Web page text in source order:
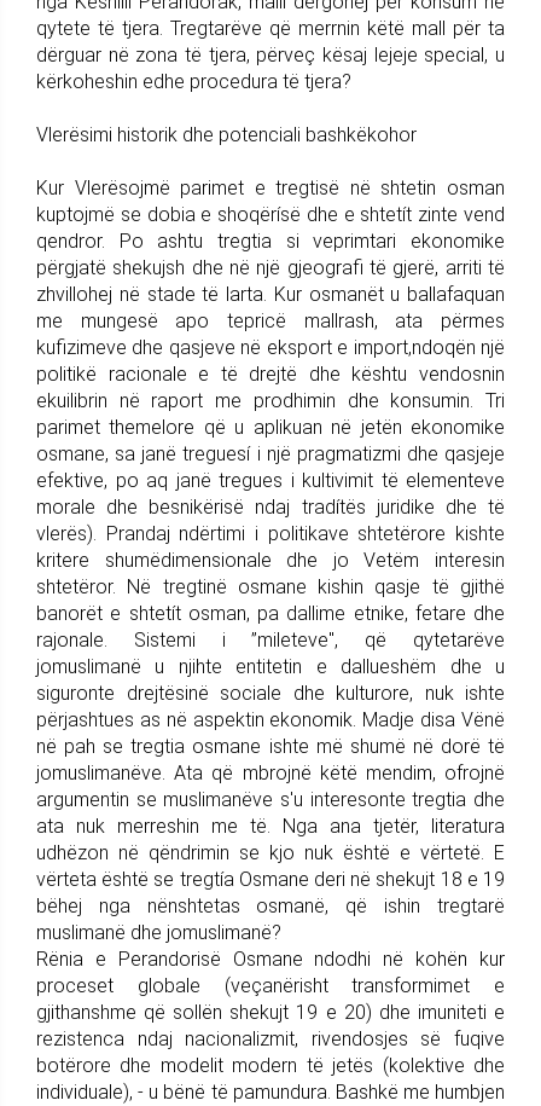
qytete të tjera. Tregtarëve që merrnin këtë mall për ta
dërguar në zona të tjera, përveç kësaj lejeje special, u
kërkoheshin edhe procedura të tjera?
Vlerësimi historik dhe potenciali bashkëkohor
Kur Vlerësojmë parimet e tregtisë në shtetin osman
kuptojmë se dobia e shoqërísë dhe e shtetít zinte vend
qendror. Po ashtu tregtia si veprimtari ekonomike
përgjatë shekujsh dhe në një gjeografi të gjerë, arriti të
zhvillohej në stade të larta. Kur osmanët u ballafaquan
me mungesë apo tepricë mallrash, ata përmes
kufizimeve dhe qasjeve në eksport e import,ndoqën një
politikë racionale e të drejtë dhe kështu vendosnin
ekuilibrin në raport me prodhimin dhe konsumin. Tri
parimet themelore që u aplikuan në jetën ekonomike
osmane, sa janë treguesí i një pragmatizmi dhe qasjeje
efektive, po aq janë tregues i kultivimit të elementeve
morale dhe besnikërisë ndaj tradítës juridike dhe të
vlerës). Prandaj ndërtimi i politikave shtetërore kishte
kritere shumëdimensionale dhe jo Vetëm interesin
shtetëror. Në tregtinë osmane kishin qasje të gjithë
banorët e shtetít osman, pa dallime etnike, fetare dhe
rajonale. Sistemi i ”mileteve", që qytetarëve
jomuslimanë u njihte entitetin e dallueshëm dhe u
siguronte drejtësinë sociale dhe kulturore, nuk ishte
përjashtues as në aspektin ekonomik. Madje disa Vënë
në pah se tregtia osmane ishte më shumë në dorë të
jomuslimanëve. Ata që mbrojnë këtë mendim, ofrojnë
argumentin se muslimanëve s'u interesonte tregtia dhe
ata nuk merreshin me të. Nga ana tjetër, literatura
udhëzon në qëndrimin se kjo nuk është e vërtetë. E
vërteta është se tregtía Osmane deri në shekujt 18 e 19
bëhej nga nënshtetas osmanë, që ishin tregtarë
muslimanë dhe jomuslimanë?
Rënia e Perandorisë Osmane ndodhi në kohën kur
proceset globale (veçanërisht transformimet e
gjithanshme që sollën shekujt 19 e 20) dhe imuniteti e
rezistenca ndaj nacionalizmit, rivendosjes së fuqive
botërore dhe modelit modern të jetës (kolektive dhe
individuale), - u bënë të pamundura. Bashkë me humbjen